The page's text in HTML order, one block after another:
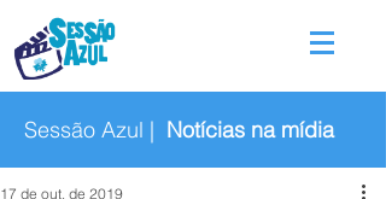
Sessão Azul | Notícias na mídia
17 de out. de 2019